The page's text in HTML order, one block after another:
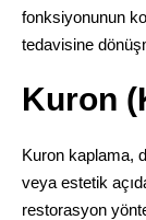
fonksiyonunun
tedavisine
Kuron
Kuron kaplama,
veya estetik
restorasyon